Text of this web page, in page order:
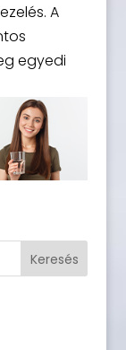
A
egyedi
Keresés